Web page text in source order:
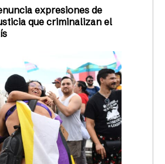
expresiones de
que criminalizan el